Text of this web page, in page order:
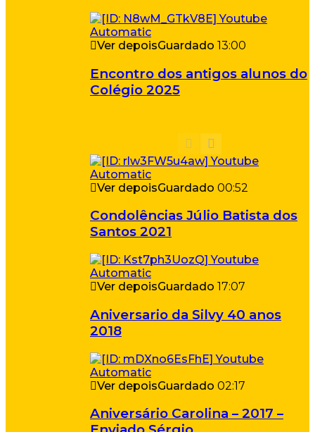
Ver depoisGuardado 13:00
Encontro dos antigos alunos do
Colégio 2025
Ver depoisGuardado 00:52
Condolências Júlio Batista dos
Santos 2021
Ver depoisGuardado 17:07
Aniversario da Silvy 40 anos
2018
Ver depoisGuardado 02:17
Aniversário Carolina – 2017 –